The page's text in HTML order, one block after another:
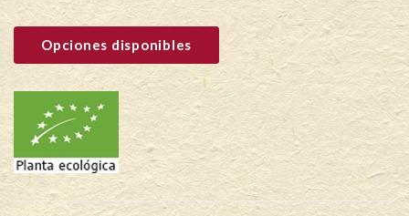
Opciones disponibles